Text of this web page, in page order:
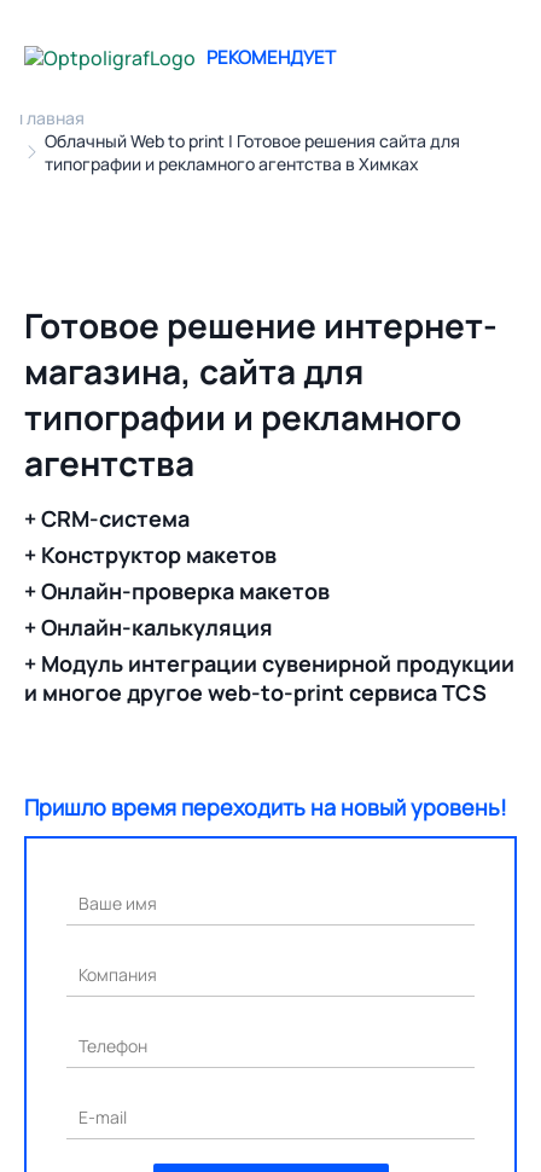
Главная
Облачный Web to print | Готовое решения сайта для
типографии и рекламного агентства в Химках
РЕКОМЕНДУЕТ
Готовое решение интернет-
магазина, сайта для
типографии и рекламного
агентства
+ CRM-система
+ Конструктор макетов
+ Онлайн-проверка макетов
+ Онлайн-калькуляция
+ Модуль интеграции сувенирной продукции
и многое другое web-to-print сервиса TCS
Пришло время переходить на новый уровень!
Ваше имя
Компания
Телефон
E-mail